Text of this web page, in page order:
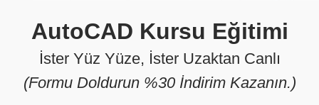
AutoCAD Kursu Eğitimi
İster Yüz Yüze, İster Uzaktan Canlı
(Formu Doldurun %30 İndirim Kazanın.)